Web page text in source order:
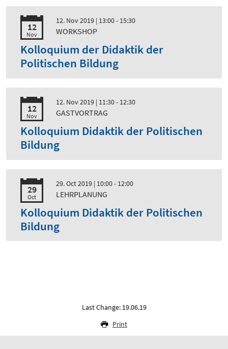
12
Nov
12. Nov 2019 | 13:00 - 15:30
WORKSHOP
Kolloquium der Didaktik der
Politischen Bildung
12
Nov
12. Nov 2019 | 11:30 - 12:30
GASTVORTRAG
Kolloquium Didaktik der Politischen
Bildung
29
Oct
29. Oct 2019 | 10:00 - 12:00
LEHRPLANUNG
Kolloquium Didaktik der Politischen
Bildung
Last Change: 19.06.19
Print